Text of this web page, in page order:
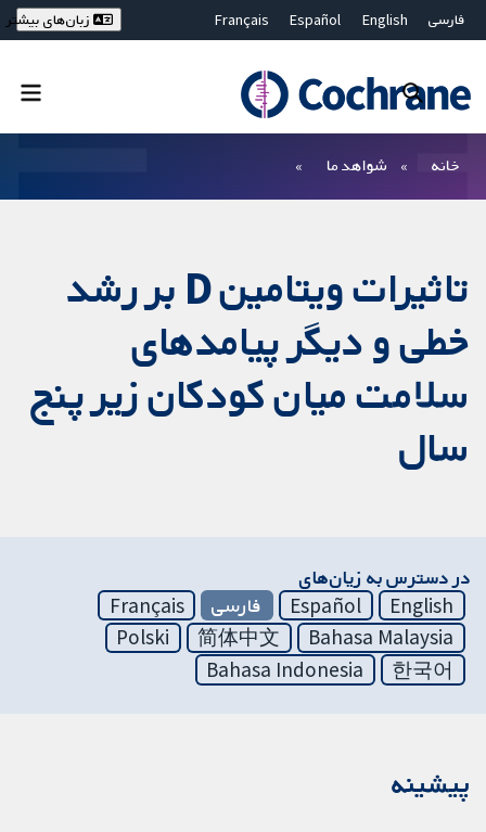
فارسی English
Español
Français
Bahasa Malaysia
ไทย
繁體中文
زبان‌های بیشتر
خانه شواهد ما
تاثیرات ویتامین D بر رشد
خطی و دیگر پیامدهای
سلامت میان کودکان زیر پنج
سال
در دسترس به زیان‌های
English
Español فارسی
Français
Bahasa Malaysia
简体中文
Polski
한국어
Bahasa Indonesia
پیشینه